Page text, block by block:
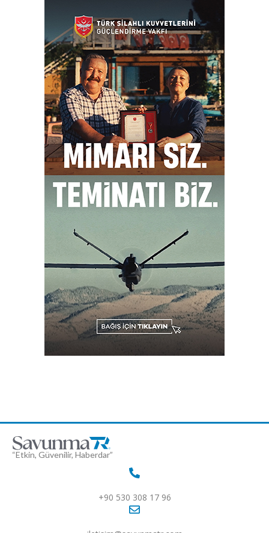
“Etkin, Güvenilir, Haberdar”
+90 530 308 17 96